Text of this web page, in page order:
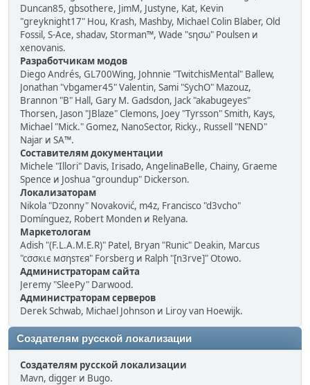
Duncan85, gbsothere, JimM, Justyne, Kat, Kevin
"greyknight17" Hou, Krash, Mashby, Michael Colin Blaber, Old
Fossil, S-Ace, shadav, Storman™, Wade "sησω" Poulsen и
xenovanis.
Разработчикам модов
Diego Andrés, GL700Wing, Johnnie "TwitchisMental" Ballew,
Jonathan "vbgamer45" Valentin, Sami "SychO" Mazouz,
Brannon "B" Hall, Gary M. Gadsdon, Jack "akabugeyes"
Thorsen, Jason "JBlaze" Clemons, Joey "Tyrsson" Smith, Kays,
Michael "Mick." Gomez, NanoSector, Ricky., Russell "NEND"
Najar и SA™.
Составителям документации
Michele "Illori" Davis, Irisado, AngelinaBelle, Chainy, Graeme
Spence и Joshua "groundup" Dickerson.
Локализаторам
Nikola "Dzonny" Novaković, m4z, Francisco "d3vcho"
Domínguez, Robert Monden и Relyana.
Маркетологам
Adish "(F.L.A.M.E.R)" Patel, Bryan "Runic" Deakin, Marcus
"cσσкιє мσηѕтєя" Forsberg и Ralph "[n3rve]" Otowo.
Администраторам сайта
Jeremy "SleePy" Darwood.
Администраторам серверов
Derek Schwab, Michael Johnson и Liroy van Hoewijk.
Создателям русской локализации
Создателям русской локализации
Mavn, digger и Bugo.